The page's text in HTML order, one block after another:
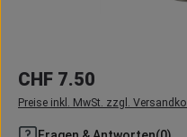
Regulärer Preis:
CHF 7.50
Preise inkl. MwSt. zzgl.